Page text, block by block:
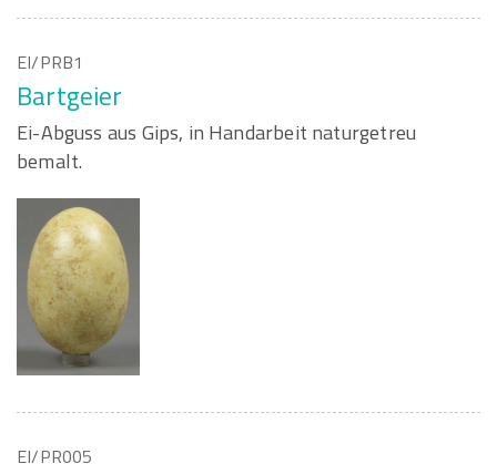
EI/PRB1
Bartgeier
Ei-Abguss aus Gips, in Handarbeit naturgetreu
bemalt.
EI/PR005